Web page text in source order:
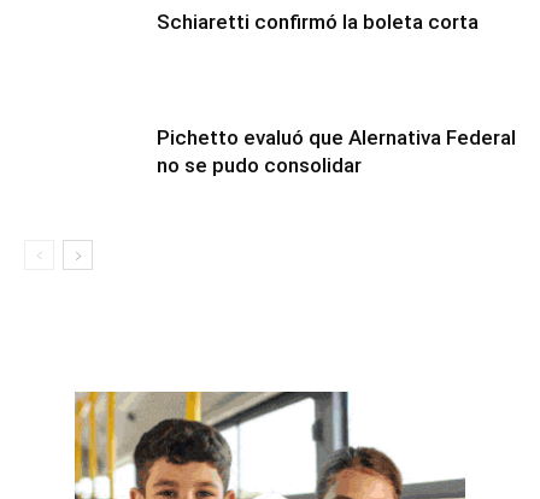
Schiaretti confirmó la boleta corta
Pichetto evaluó que Alernativa Federal
no se pudo consolidar